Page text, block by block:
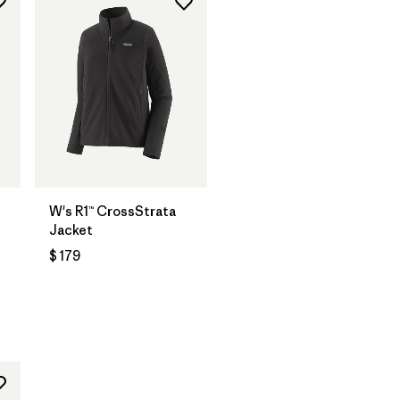
W's R1™ CrossStrata
Jacket
$ 179